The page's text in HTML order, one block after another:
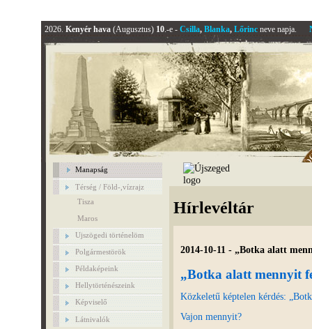
2026. Kenyér hava (Augusztus) 10.-e - Csilla, Blanka, Lőrincneve napja.
Manapság
Térség / Föld-,vízrajz
Tisza
Maros
Ujszögedi történelöm
Polgármestörök
Példaképeink
Hellytörténészeink
Képviselő
Látnivalók
Hírlevéltár
2014-10-11 - „Botka alatt
„Botka alatt mennyit
Közkeletű képtelen kérdés:
Vajon mennyit?